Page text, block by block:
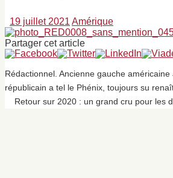
19 juillet 2021 Amérique
Partager cet article
Rédactionnel. Ancienne gauche
républicain a tel le Phénix, toujours su
Retour sur 2020 : un grand cru pour les